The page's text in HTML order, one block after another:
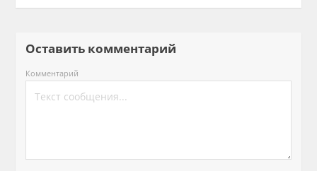
Оставить комментарий
Комментарий